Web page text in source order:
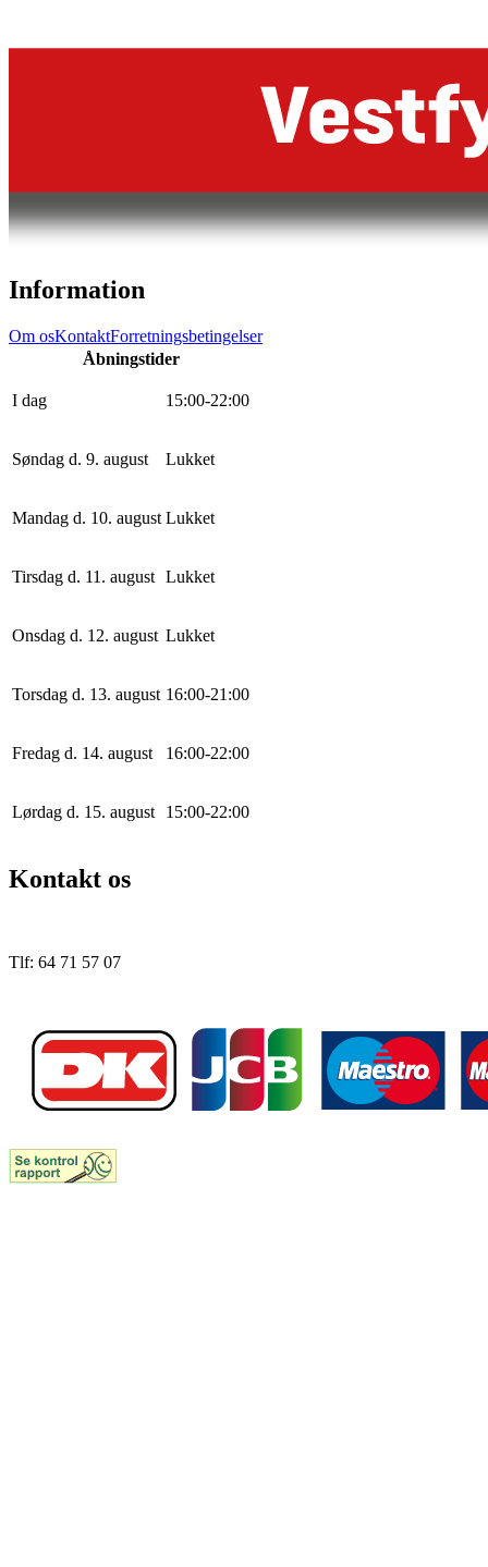
Information
Om osKontaktForretningsbetingelser
Åbningstider
I dag 15:00-22:00
Søndag d. 9. august Lukket
Mandag d. 10. august Lukket
Tirsdag d. 11. august Lukket
Onsdag d. 12. august Lukket
Torsdag d. 13. august 16:00-21 :00
Fredag d. 14. august 16:00-22:00
Lørdag d. 15. august 15:00-22:00
Kontakt os
Tlf: 64 71 57 07